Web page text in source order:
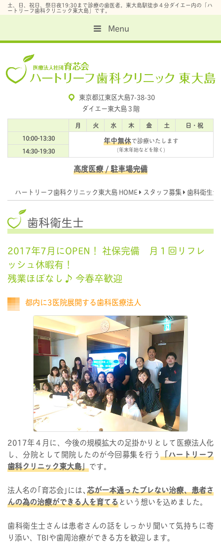
土、日、祝日、祭日夜19:30まで診療の歯医者。東大島駅徒歩４分ダイエー内の「ハ
ートリーフ歯科クリニック東大島」です。
東京都江東区大島7-38-30
ダイエー東大島３階
月 火 水 木 金 土
日・祝
10:00-13:30
年中無休で診療いたします
(年末年始などを除く)
14:30-19:30
高度医療/ 駐車場完備
Menu
ハートリーフ歯科クリニック東大島 HOME スタッフ募集 歯科衛生士
歯科衛生士
2017年7月にOPEN！ 社保完備 月１回リフレ
ッシュ休暇有！
残業ほぼなし♪ 今春卒歓迎
都内に3医院展開する歯科医療法人
2017年４月に、今後の規模拡大の足掛かりとして医療法人化
し、分院として開院したのが今回募集を行う「ハートリーフ
歯科クリニック東大島」です。
法人名の｢育芯会｣には､芯が一本通ったブレない治療、患者さ
んの為の治療ができる人を育てるという想いを込めました。
歯科衛生士さんは患者さんの話をしっかり聞いて気持ちに寄
り添い、TBIや歯周治療ができる方を歓迎します｡